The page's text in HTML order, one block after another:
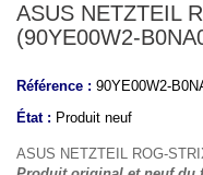
ASUS NETZTEIL
(90YE00W2-
Référence : 90YE00W2-
État : Produit neuf
ASUS NETZTEIL ROG-